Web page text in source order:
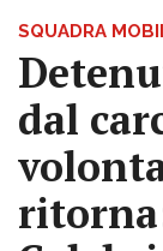
SQUADRA
dal